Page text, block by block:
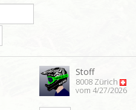
Stoff
8008 Zürich
vom 4/27/2026